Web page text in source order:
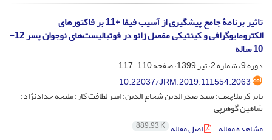
تاثیر برنامۀ جامع پیشگیری از آسیب فیفا +11 بر فاکتورهای
الکترومایوگرافی و کینتیکی مفصل زانو در فوتبالیست‌های نوجوان پسر 12-
10 ساله
دوره 9، شماره 2، تیر 1399، صفحه
110-117
10.22037/JRM.2019.111554.2063
یابر کرملاچعب؛ سید صدرالدین شجاع الدین؛ امیر لطافت کار؛ ملیحه حدادنژاد؛
شاهین گوهرپی
مشاهده مقاله
اصل مقاله 889.93 K